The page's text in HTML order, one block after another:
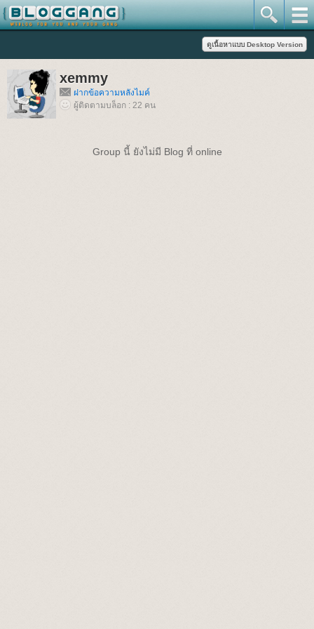
xemmy
ฝากข้อความหลังไมค์
ผู้ติดตามบล็อก : 22 คน
Group นี้ ยังไม่มี Blog ที่ online